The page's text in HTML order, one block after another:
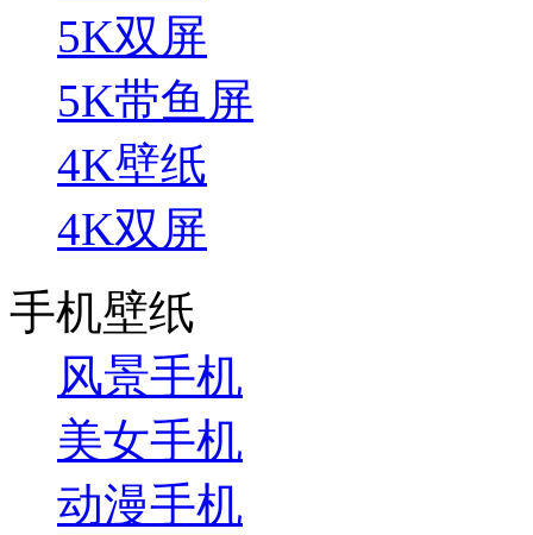
5K双屏
5K带鱼屏
4K壁纸
4K双屏
手机壁纸
风景手机
美女手机
动漫手机